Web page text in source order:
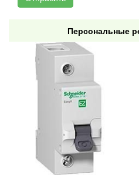
Персональные